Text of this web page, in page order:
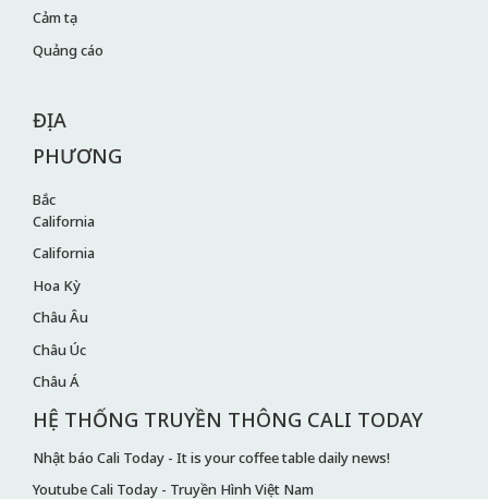
Cảm tạ
Quảng cáo
ĐỊA
PHƯƠNG
Bắc
California
California
Hoa Kỳ
Châu Âu
Châu Úc
Châu Á
HỆ THỐNG TRUYỀN THÔNG CALI TODAY
Nhật báo Cali Today - It is your coffee table daily news!
Youtube Cali Today - Truyền Hình Việt Nam